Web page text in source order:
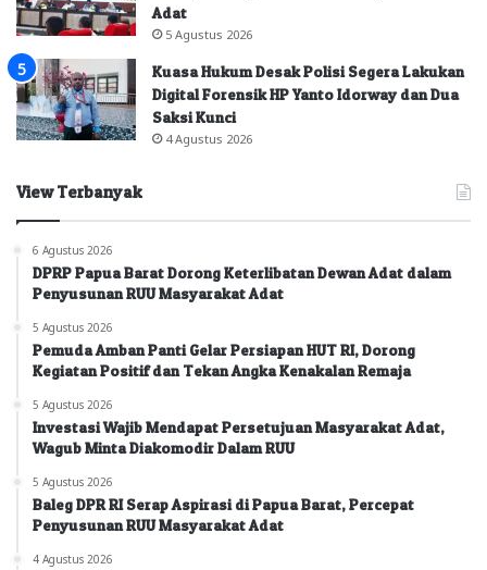
Adat
5 Agustus 2026
Kuasa Hukum Desak Polisi Segera Lakukan
Digital Forensik HP Yanto Idorway dan Dua
Saksi Kunci
4 Agustus 2026
View Terbanyak
6 Agustus 2026
DPRP Papua Barat Dorong Keterlibatan Dewan Adat dalam
Penyusunan RUU Masyarakat Adat
5 Agustus 2026
Pemuda Amban Panti Gelar Persiapan HUT RI, Dorong
Kegiatan Positif dan Tekan Angka Kenakalan Remaja
5 Agustus 2026
Investasi Wajib Mendapat Persetujuan Masyarakat Adat,
Wagub Minta Diakomodir Dalam RUU
5 Agustus 2026
Baleg DPR RI Serap Aspirasi di Papua Barat, Percepat
Penyusunan RUU Masyarakat Adat
4 Agustus 2026